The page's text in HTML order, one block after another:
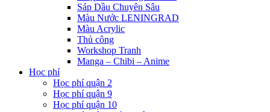
Sáp Dầu Chuyên Sâu
Màu Nước LENINGRAD
Màu Acrylic
Thủ công
Workshop Tranh
Manga – Chibi – Anime
Học phí
Học phí quận 2
Học phí quận 9
Học phí quận 10